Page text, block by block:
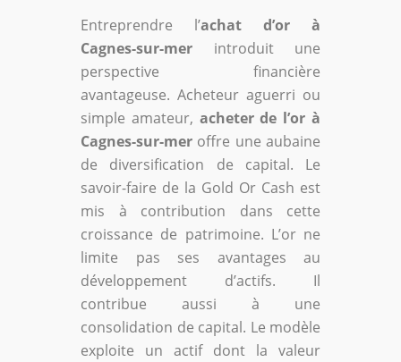
Entreprendre l’achat d’or à
Cagnes-sur-mer introduit une
perspective financière
avantageuse. Acheteur aguerri ou
simple amateur, acheter de l’or à
Cagnes-sur-mer offre une aubaine
de diversification de capital. Le
savoir-faire de la Gold Or Cash est
mis à contribution dans cette
croissance de patrimoine. L’or ne
limite pas ses avantages au
développement d’actifs. Il
contribue aussi à une
consolidation de capital. Le modèle
exploite un actif dont la valeur